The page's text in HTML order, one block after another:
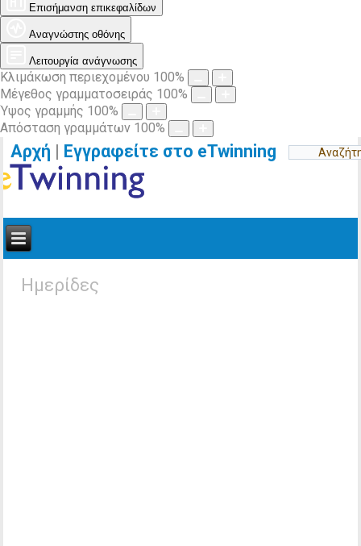
Επισήμανση επικεφαλίδων
Αναγνώστης οθόνης
Λειτουργία ανάγνωσης
Κλιμάκωση περιεχομένου 100%
Μέγεθος γραμματοσειράς 100%
Ύψος γραμμής 100%
Απόσταση γραμμάτων 100%
Αρχή | Εγγραφείτε στο eTwinning
Ημερίδες